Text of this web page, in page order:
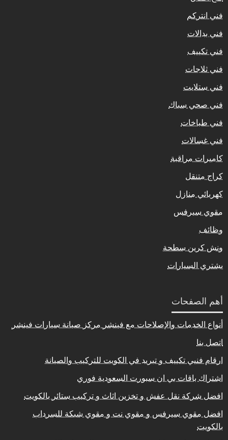
فني انتركم
فني بدالات
فني تكييف
فني ثلاجات
فني ستلايت
فني صحي سباك
فني طباخات
فني غسالات
كاميرات مراقبة
كراج متنقل
كهربائي منازل
مقوي سيرفس
وظائف
ونش كرين سطحة
يشتري السيارات
أهم الصفحات
أنواع الخدمات والإصلاحات مع فينشر مركز صيانة سيارات فينشر
اتصل بنا
ارقام فنيي تكييف و تبريد في الكويت للتركيب والصيانة
اشتراك باقات بي ان سبورت السعودية فوري
افضل شركة نقل عفش و تخزين اثاث و تركيب ستائر بالكويت
افضل مقوي سيرفس و مقوي نت و مقوي شبكة للسرداب
بالكويت